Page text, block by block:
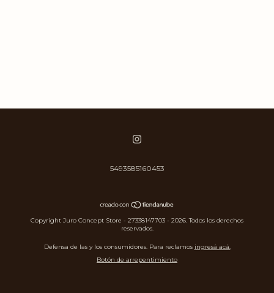
5493585160453
Copyright Juro Concept Store - 27338147703 - 2026. Todos los derechos
reservados.
Defensa de las y los consumidores. Para reclamos ingresá acá.
Botón de arrepentimiento